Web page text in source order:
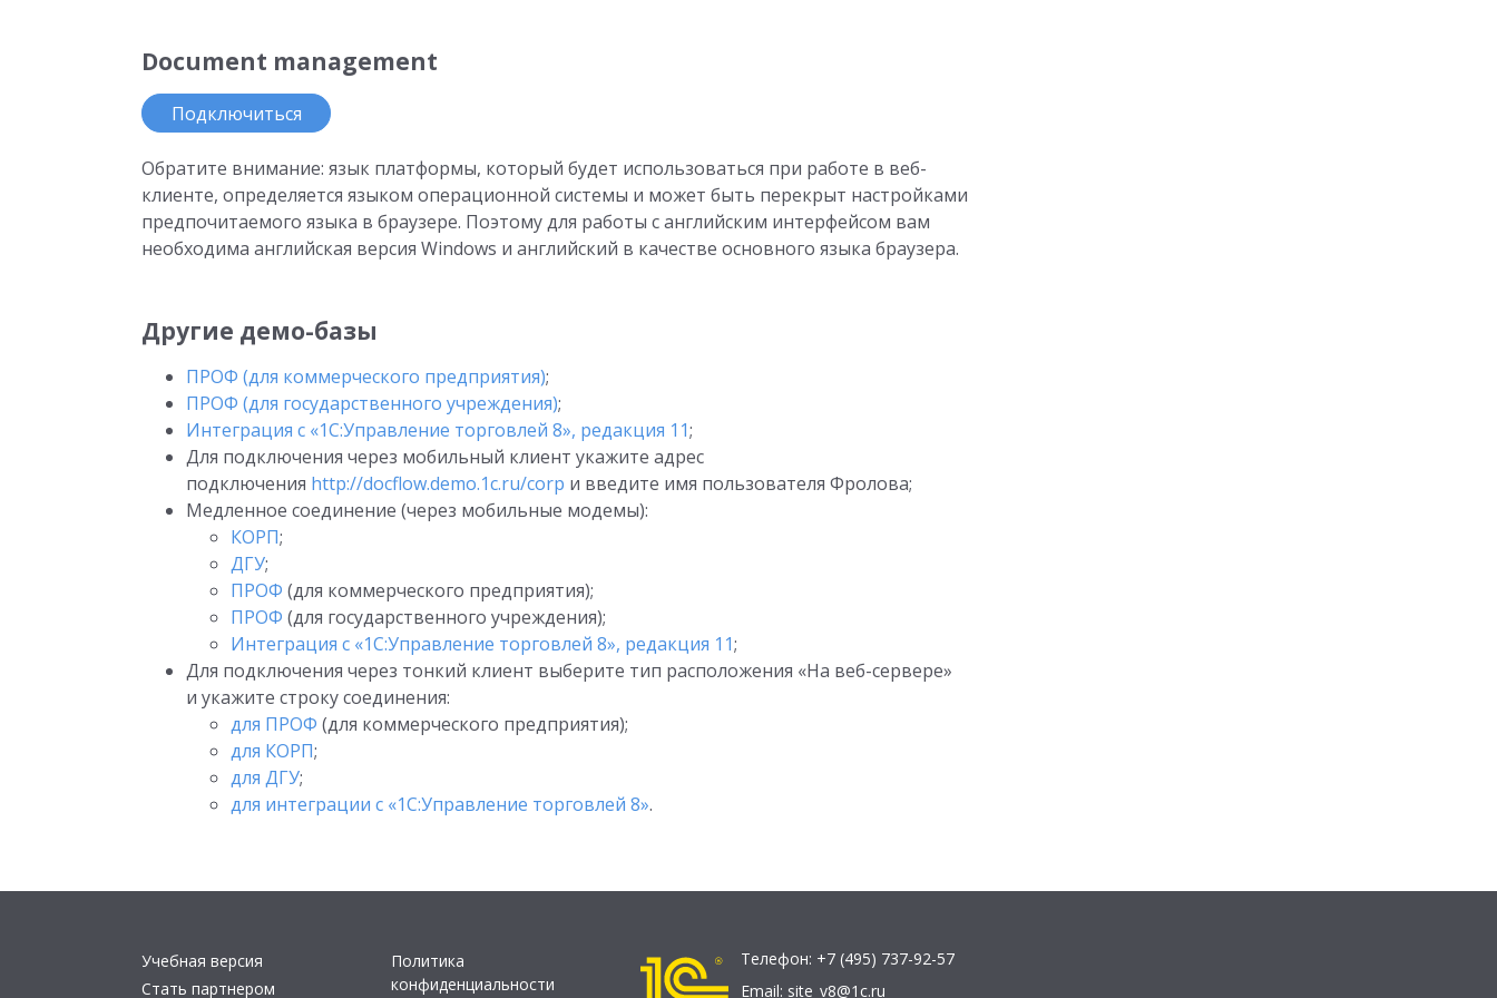
Document management
Подключиться
Обратите внимание: язык платформы, который будет использоваться при работе в веб-
клиенте, определяется языком операционной системы и может быть перекрыт настройками
предпочитаемого языка в браузере. Поэтому для работы с английским интерфейсом вам
необходима английская версия Windows и английский в качестве основного языка браузера.
Другие демо-базы
ПРОФ (для коммерческого предприятия);
ПРОФ (для государственного учреждения);
Интеграция с «1С:Управление торговлей 8», редакция 11;
Для подключения через мобильный клиент укажите адрес
подключения http://docflow.demo.1c.ru/corp и введите имя пользователя Фролова;
Медленное соединение (через мобильные модемы):
КОРП;
ДГУ;
ПРОФ (для коммерческого предприятия);
ПРОФ (для государственного учреждения);
Интеграция с «1С:Управление торговлей 8», редакция 11;
Для подключения через тонкий клиент выберите тип расположения «На веб-сервере»
и укажите строку соединения:
для ПРОФ (для коммерческого предприятия);
для КОРП;
для ДГУ;
для интеграции с «1С:Управление торговлей 8».
Учебная версия
Стать партнером
Политика
конфиденциальности
Телефон: +7 (495) 737-92-57
Email: site_v8@1c.ru